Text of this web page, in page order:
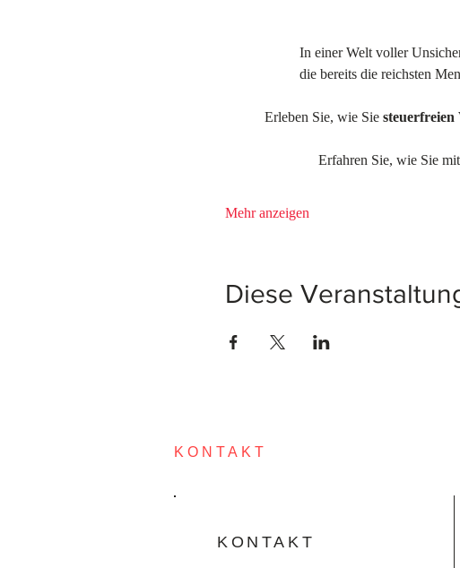
In einer Welt voller
die bereits die reichsten
Erleben Sie, wie Sie steuerfreien
Erfahren Sie, wie Sie
Mehr anzeigen
Diese
KONTAKT
KONTAKT